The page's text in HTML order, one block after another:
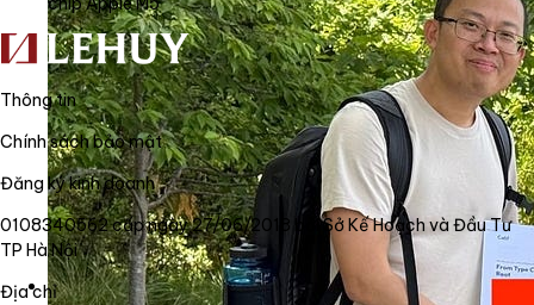
Thông tin
Chính sách bảo mật
Đăng ký kinh doanh
0108340562 cấp ngày 27/06/2018 bởi Sở Kế Hoạch và Đầu Tư
TP Hà Nội
Địa chỉ